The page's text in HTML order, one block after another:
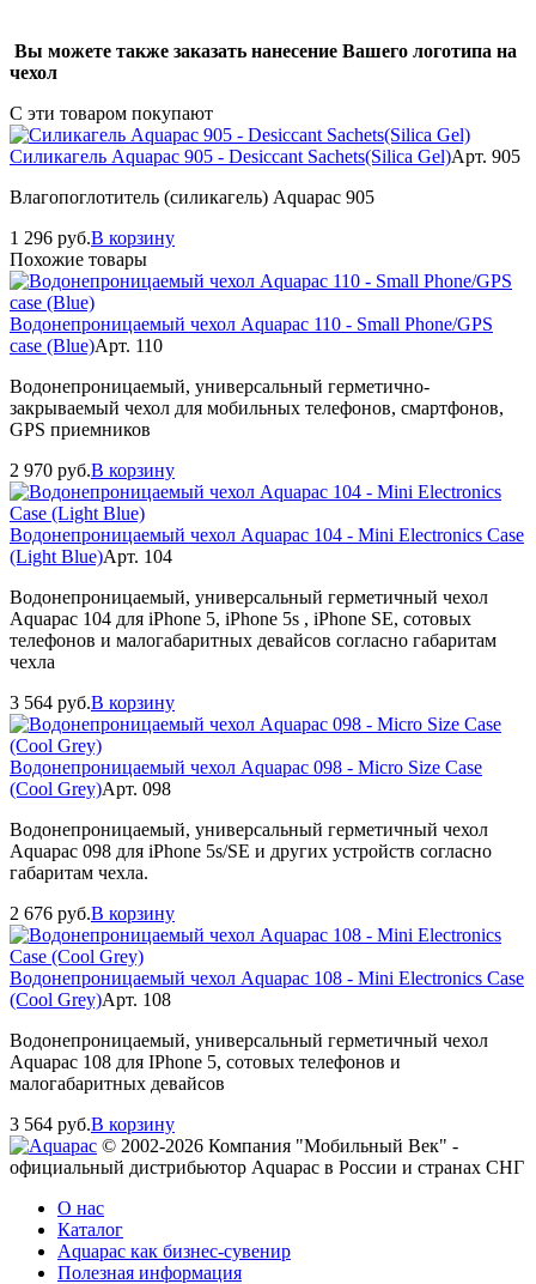
Вы можете также заказать нанесение Вашего логотипа на
чехол
С эти товаром покупают
Силикагель Aquapac 905 - Desiccant Sachets(Silica Gel)Арт. 905
Влагопоглотитель (силикагель) Aquapac 905
1 296 руб.В корзину
Похожие товары
Водонепроницаемый чехол Aquapac 110 - Small Phone/GPS
case (Blue)Арт. 110
Водонепроницаемый, универсальный герметично-
закрываемый чехол для мобильных телефонов, смартфонов,
GPS приемников
2 970 руб.В корзину
Водонепроницаемый чехол Aquapac 104 - Mini Electronics Case
(Light Blue)Арт. 104
Водонепроницаемый, универсальный герметичный чехол
Aquapac 104 для iPhone 5, iPhone 5s , iPhone SE, сотовых
телефонов и малогабаритных девайсов согласно габаритам
чехла
3 564 руб.В корзину
Водонепроницаемый чехол Aquapac 098 - Micro Size Case
(Cool Grey)Арт. 098
Водонепроницаемый, универсальный герметичный чехол
Aquapac 098 для iPhone 5s/SE и других устройств согласно
габаритам чехла.
2 676 руб.В корзину
Водонепроницаемый чехол Aquapac 108 - Mini Electronics Case
(Cool Grey)Арт. 108
Водонепроницаемый, универсальный герметичный чехол
Aquapac 108 для IPhone 5, сотовых телефонов и
малогабаритных девайсов
3 564 руб.В корзину
© 2002-2026 Компания "Мобильный Век" -
официальный дистрибьютор Aquapac в России и странах СНГ
О нас
Каталог
Aquapac как бизнес-сувенир
Полезная информация